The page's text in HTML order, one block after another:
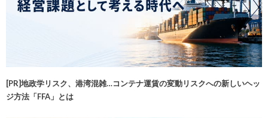
[PR]地政学リスク、港湾混雑…コンテナ運賃の変動リスクへの新しいヘッ
ジ方法「FFA」とは